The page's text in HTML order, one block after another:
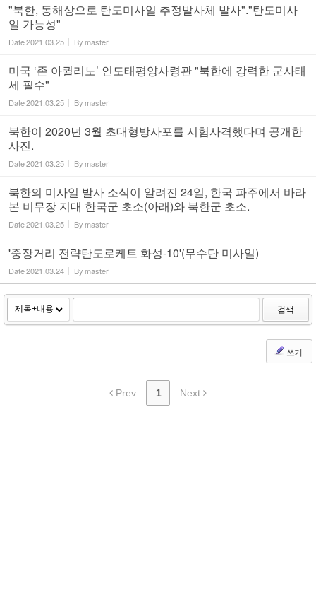
"북한, 동해상으로 탄도미사일 추정발사체 발사"."탄도미사
일 가능성"
Date2021.03.25 Bymaster
미국 ‘존 아퀼리노’ 인도태평양사령관 "북한에 강력한 군사태
세 필수"
Date2021.03.25 Bymaster
북한이 2020년 3월 초대형방사포를 시험사격했다며 공개한
사진.
Date2021.03.25 Bymaster
북한의 미사일 발사 소식이 알려진 24일, 한국 파주에서 바라
본 비무장 지대 한국군 초소(아래)와 북한군 초소.
Date2021.03.25 Bymaster
'중장거리 전략탄도로케트 화성-10'(무수단 미사일)
Date2021.03.24 Bymaster
검색
쓰기
Prev 1 Next